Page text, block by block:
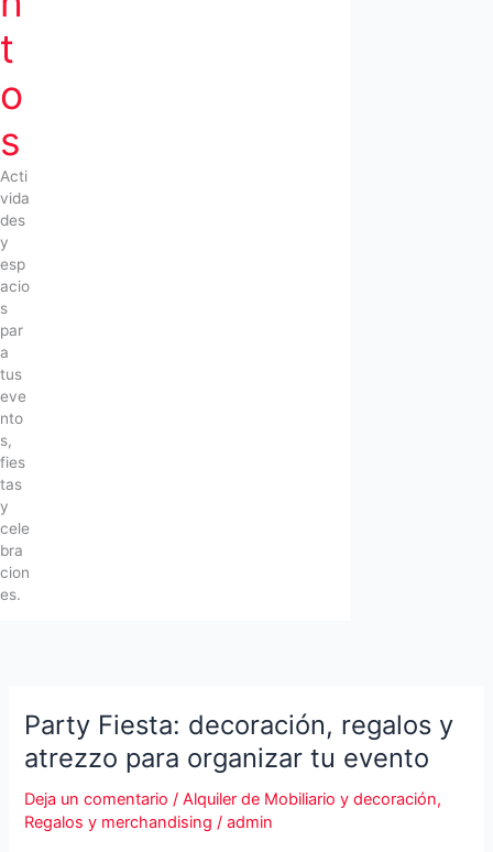
t
o
s
Acti
vida
des
y
esp
acio
s
par
a
tus
eve
nto
s,
fies
tas
y
cele
bra
cion
es.
Party Fiesta: decoración, regalos y
atrezzo para organizar tu evento
Deja un comentario /Alquiler de Mobiliario y decoración,
Regalos y merchandising /admin